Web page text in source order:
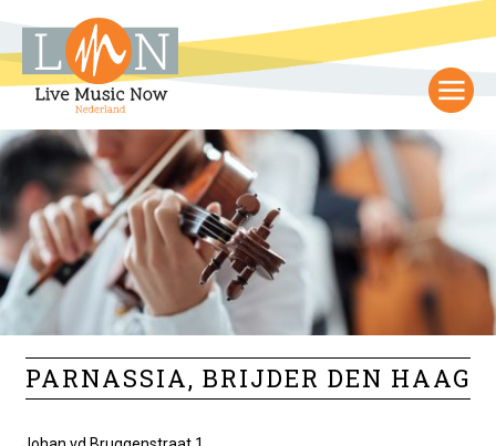
PARNASSIA, BRIJDER DEN HAAG